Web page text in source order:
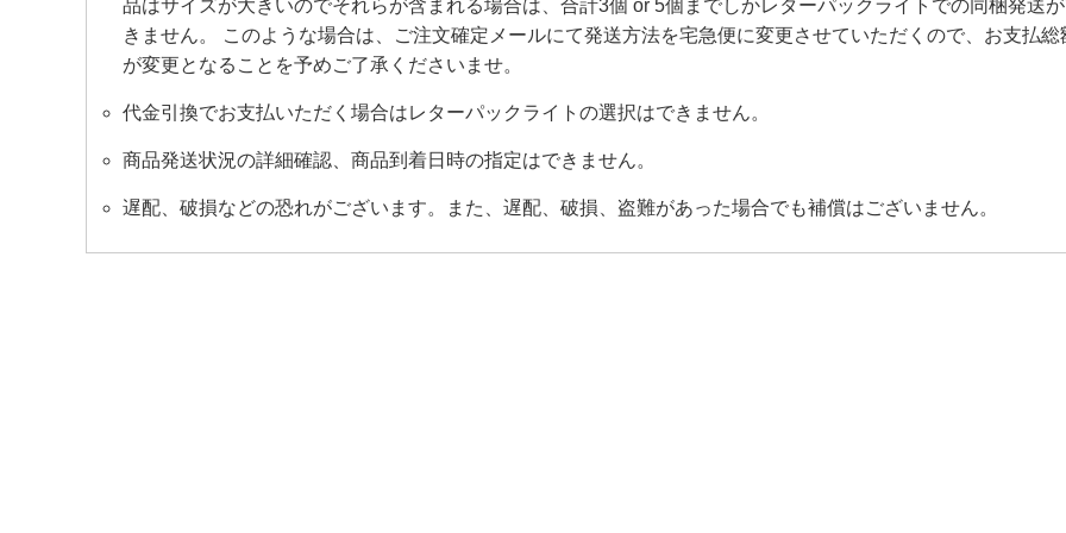
品はサイズが大きいのでそれらが含まれる場合は、合計3個 or 5個までしかレターパックライトでの同梱発送
きません。 このような場合は、ご注文確定メールにて発送方法を宅急便に変更させていただくので、お支払総
が変更となることを予めご了承くださいませ。
代金引換でお支払いただく場合はレターパックライトの選択はできません。
商品発送状況の詳細確認、商品到着日時の指定はできません。
遅配、破損などの恐れがございます。また、遅配、破損、盗難があった場合でも補償はございません。